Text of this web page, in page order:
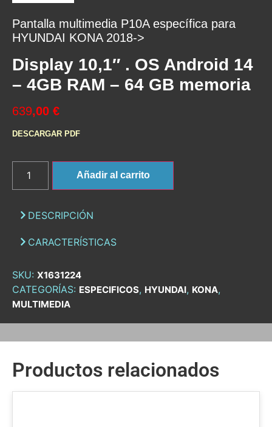
Pantalla multimedia P10A específica para
HYUNDAI KONA 2018->
Display 10,1″ . OS Android 14
– 4GB RAM – 64 GB memoria
639,00 €
DESCARGAR PDF
Añadir al carrito
DESCRIPCIÓN
CARACTERÍSTICAS
SKU: X1631224
CATEGORÍAS: ESPECIFICOS, HYUNDAI, KONA,
MULTIMEDIA
Productos relacionados